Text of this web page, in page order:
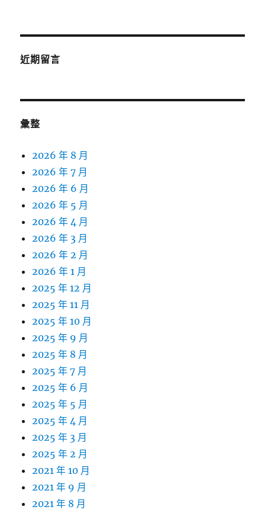
近期留言
彙整
2026 年 8 月
2026 年 7 月
2026 年 6 月
2026 年 5 月
2026 年 4 月
2026 年 3 月
2026 年 2 月
2026 年 1 月
2025 年 12 月
2025 年 11 月
2025 年 10 月
2025 年 9 月
2025 年 8 月
2025 年 7 月
2025 年 6 月
2025 年 5 月
2025 年 4 月
2025 年 3 月
2025 年 2 月
2021 年 10 月
2021 年 9 月
2021 年 8 月